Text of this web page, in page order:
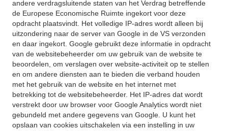
andere verdragsluitende staten van het Verdrag betreffende
de Europese Economische Ruimte ingekort voor deze
opdracht plaatsvindt. Het volledige IP-adres wordt alleen bij
uitzondering naar de server van Google in de VS verzonden
en daar ingekort. Google gebruikt deze informatie in opdracht
van de websitebeheerder om uw gebruik van de website te
beoordelen, om verslagen over website-activiteit op te stellen
en om andere diensten aan te bieden die verband houden
met het gebruik van de website en het internet met
betrekking tot de websitebeheerder. Het IP-adres dat wordt
verstrekt door uw browser voor Google Analytics wordt niet
gebundeld met andere gegevens van Google. U kunt het
opslaan van cookies uitschakelen via een instelling in uw